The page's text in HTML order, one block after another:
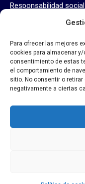
Para ofrecer las mejores
cookies para almacenar
consentimiento de estas
el comportamiento de
sitio. No consentir o
negativamente a ciertas
Responsabilidad